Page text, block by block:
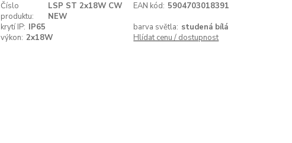
Číslo
produktu:
LSP ST 2x18W CW
NEW
EAN kód: 5904703018391
krytí IP: IP65 barva světla: studená bílá
výkon: 2x18W Hlídat cenu / dostupnost